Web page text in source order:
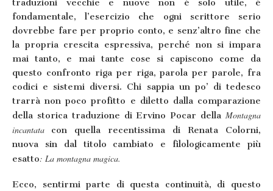
traduzioni vecchie e nuove non è solo utile, è
fondamentale, l’esercizio che ogni scrittore serio
dovrebbe fare per proprio conto, e senz’altro fine che
la propria crescita espressiva, perché non si impara
mai tanto, e mai tante cose si capiscono come da
questo confronto riga per riga, parola per parole, fra
codici e sistemi diversi. Chi sappia un po’ di tedesco
trarrà non poco profitto e diletto dalla comparazione
della storica traduzione di Ervino Pocar della Montagna
incantata con quella recentissima di Renata Colorni,
nuova sin dal titolo cambiato e filologicamente più
esatto: La montagna magica.
Ecco, sentirmi parte di questa continuità, di questo